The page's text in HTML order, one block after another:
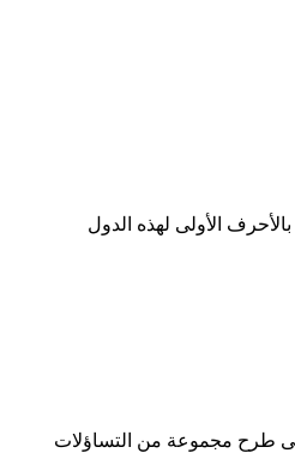
الأولى لهذه الدول
طرح مجموعة من التساؤلات